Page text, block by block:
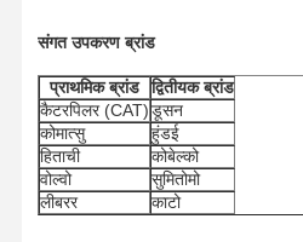
चेन स्प्रॉकेट
ट्रैक चेन
ट्रैक शू पैड
ट्रैक समायोजक
संगत उपकरण ब्रांड
प्राथमिक ब्रांड
द्वितीयक ब्रांड
कैटरपिलर (CAT)डूसन
कोमात्सु
हुंडई
हिताची
कोबेल्को
वोल्वो
सुमितोमो
लीबरर
काटो